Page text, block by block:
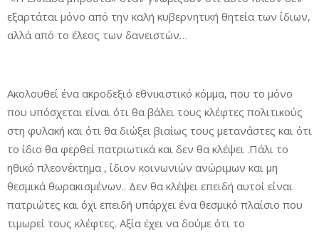
εξαρτάται μόνο από την καλή κυβερνητική θητεία των ίδιων,
αλλά από το έλεος των δανειστών…
Ακολουθεί ένα ακροδεξιό εθνικιστικό κόμμα, που το μόνο
που υπόσχεται είναι ότι θα βάλει τους κλέφτες πολιτικούς
στη φυλακή και ότι θα διώξει βιαίως τους μετανάστες και ότι
το ίδιο θα φερθεί πατριωτικά και δεν θα κλέψει .Πάλι το
ηθικό πλεονέκτημα , ίδιον κοινωνιών ανώριμων και μη
θεσμικά θωρακισμένων.. Δεν θα κλέψει επειδή αυτοί είναι
πατριώτες και όχι επειδή υπάρχει ένα θεσμικό πλαίσιο που
τιμωρεί τους κλέφτες. Αξία έχει να δούμε ότι το